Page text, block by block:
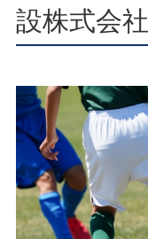
設株式会社